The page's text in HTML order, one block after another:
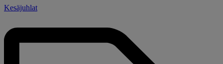
Kesäjuhlat